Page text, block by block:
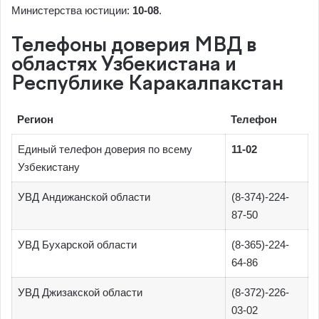
Министерства юстиции: 10-08.
Телефоны доверия МВД в
областях Узбекистана и
Республике Каракалпакстан
Регион Телефон
Единый телефон доверия по всему
Узбекистану
11-02
УВД Андижанской области
(8-374)-224-
87-50
УВД Бухарской области
(8-365)-224-
64-86
УВД Джизакской области
(8-372)-226-
03-02